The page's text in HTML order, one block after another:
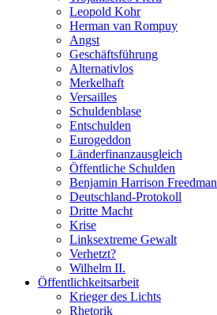
Leopold Kohr
Herman van Rompuy
Angst
Geschäftsführung
Alternativlos
Merkelhaft
Versailles
Schuldenblase
Entschulden
Eurogeddon
Länderfinanzausgleich
Öffentliche Schulden
Benjamin Harrison Freedman
Deutschland-Protokoll
Dritte Macht
Krise
Linksextreme Gewalt
Verhetzt?
Wilhelm II.
Öffentlichkeitsarbeit
Krieger des Lichts
Rhetorik